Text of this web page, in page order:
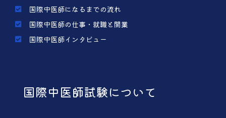
国際中医師になるまでの流れ
国際中医師の仕事・就職と開業
国際中医師インタビュー
国際中医師試験について